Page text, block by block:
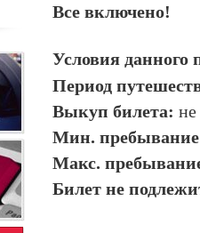
Все включено!
Условия данного
Период
Выкуп билета: не
Мин.
Макс.
Билет не